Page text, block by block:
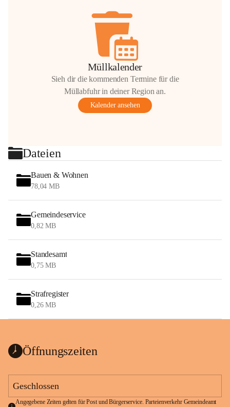
Müllkalender
Sieh dir die kommenden Termine für die
Müllabfuhr in deiner Region an.
Kalender ansehen
Dateien
Bauen & Wohnen
78,04 MB
Gemeindeservice
0,82 MB
Standesamt
0,75 MB
Strafregister
0,26 MB
Öffnungszeiten
Geschlossen
Angegebene Zeiten gelten für Post und Bürgerservice. Parteienverkehr Gemeindeamt